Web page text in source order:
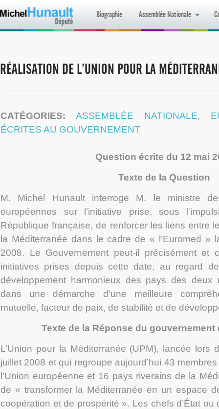
Biographie Assemblée Nationale
RÉALISATION DE L’UNION POUR LA
CATÉGORIES: ASSEMBLÉE NATIONALE,
ÉCRITES AU GOUVERNEMENT
Question écrite du 12 mai
Texte de la Question
M. Michel Hunault interroge M. le ministre
européennes sur l’initiative prise, sous
République française, de renforcer les liens entre
la Méditerranée dans le cadre de « l’Euromed »
2008. Le Gouvernement peut-il précisément et
initiatives prises depuis cette date, au regard
développement harmonieux des pays des deux
dans une démarche d’une meilleure
mutuelle, facteur de paix, de stabilité et de
Texte de la Réponse du gouvernement
L’Union pour la Méditerranée (UPM), lancée lors
juillet 2008 et qui regroupe aujourd’hui 43
l’Union européenne et 16 pays riverains de la
de « transformer la Méditerranée en un espace
coopération et de prospérité ». Les chefs d’État